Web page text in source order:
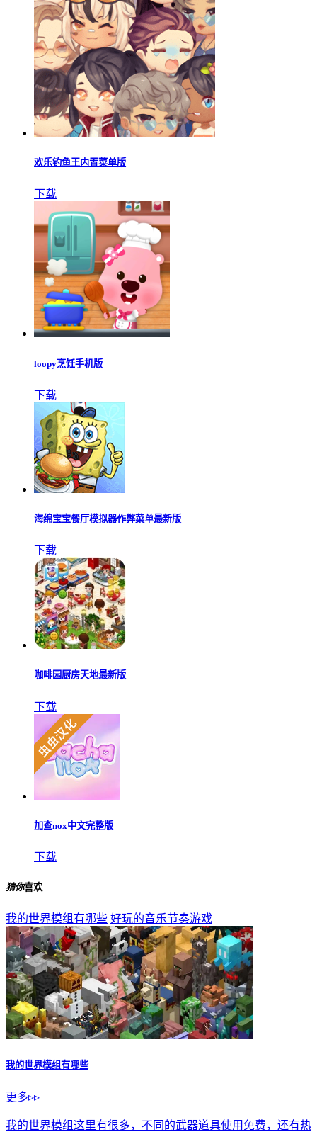
欢乐钓鱼王内置菜单版
下载
loopy烹饪手机版
下载
海绵宝宝餐厅模拟器作弊菜单最新版
下载
咖啡园厨房天地最新版
下载
加查nox中文完整版
下载
猜你喜欢
我的世界模组有哪些 好玩的音乐节奏游戏
我的世界模组有哪些
更多▹▹
我的世界模组这里有很多，不同的武器道具使用免费，还有热